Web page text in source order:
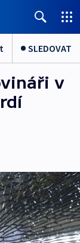
SLEDOVAT
v